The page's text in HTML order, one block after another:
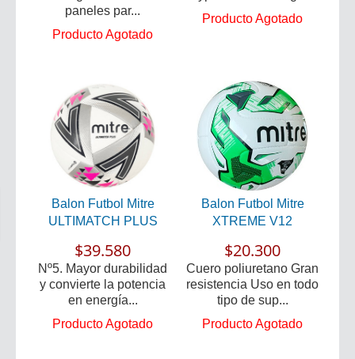
paneles par...
Producto Agotado
Producto Agotado
Balon Futbol Mitre
ULTIMATCH PLUS
$39.580
Nº5. Mayor durabilidad
y convierte la potencia
en energía...
Producto Agotado
Balon Futbol Mitre
XTREME V12
$20.300
Cuero poliuretano Gran
resistencia Uso en todo
tipo de sup...
Producto Agotado